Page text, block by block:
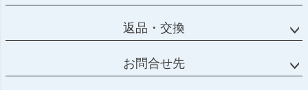
返品・交換
お問合せ先